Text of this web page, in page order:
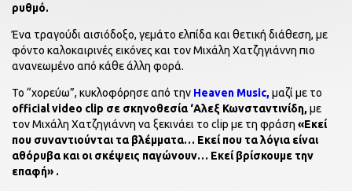
ρυθμό.
Ένα τραγούδι αισιόδοξο, γεμάτο ελπίδα και θετική διάθεση, με
φόντο καλοκαιρινές εικόνες και τον Μιχάλη Χατζηγιάννη πιο
ανανεωμένο από κάθε άλλη φορά.
Το “χορεύω”, κυκλοφόρησε από την Heaven Music,μαζί με το
official video clip σε σκηνοθεσία ‘Αλεξ Κωνσταντινίδη,με
τον Μιχάλη Χατζηγιάννη να ξεκινάει το clip με τη φράση «Εκεί
που συναντιούνται τα βλέμματα… Εκεί που τα λόγια είναι
αθόρυβα και οι σκέψεις παγώνουν… Εκεί βρίσκουμε την
επαφή» .